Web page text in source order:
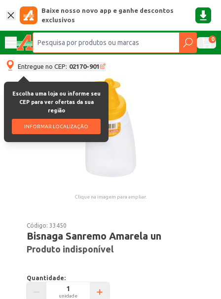
Baixe nosso novo app e ganhe descontos
exclusivos
0
Entregue no CEP: 02170-901
Escolha uma loja ou informe seu
CEP para ver ofertas da sua
região
INFORMAR LOCALIZAÇÃO
Clique na imagem para ampliar.
Código:33450
Bisnaga Sanremo Amarela un
Produto indisponível
Quantidade:
unidade